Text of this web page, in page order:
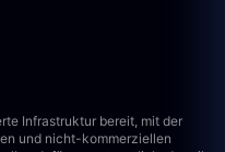
Infrastruktur bereit, mit der
und nicht-kommerziellen